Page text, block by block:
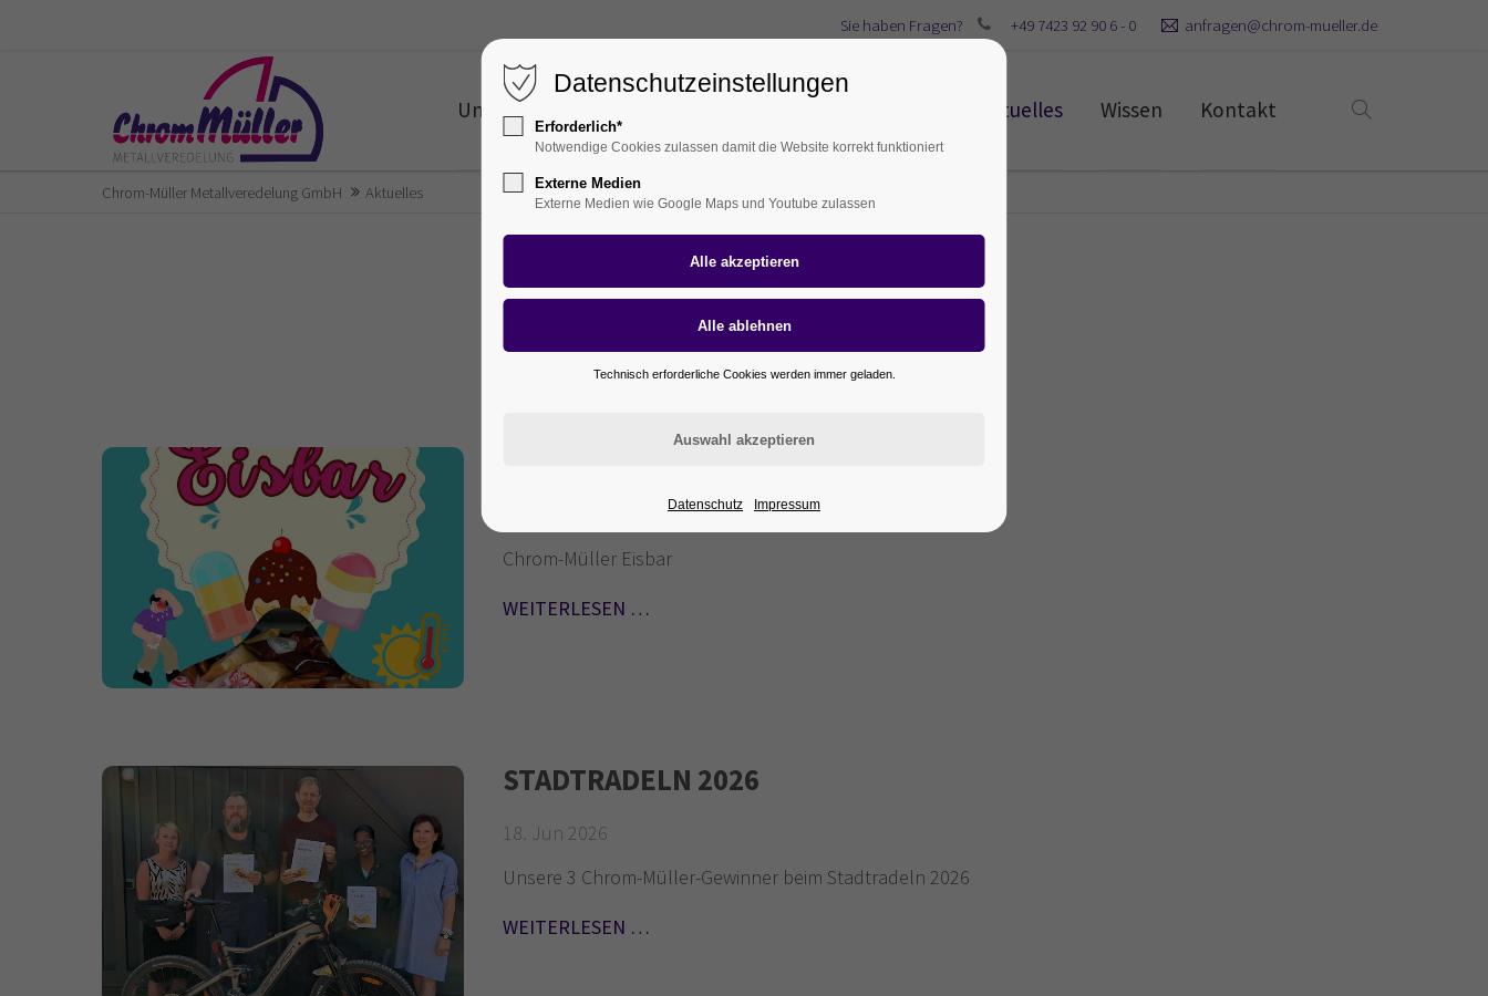
anfragen@chrom-mueller.de
Sie haben Fragen? +49 7423 92 90 6 - 0
Unternehmen Aktuelles Wissen Kontakt
Chrom-Müller Metallveredelung GmbH Aktuelles
Aktuelles
CHROM-MÜLLER EISBAR
Chrom-Müller Eisbar
WEITERLESEN …
STADTRADELN 2026
18. Jun 2026
Unsere 3 Chrom-Müller-Gewinner beim Stadtradeln 2026
WEITERLESEN …
Datenschutzeinstellungen
Erforderlich*
Notwendige Cookies zulassen damit die Website korrekt funktioniert
Externe Medien
Externe Medien wie Google Maps und Youtube zulassen
Technisch erforderliche Cookies werden immer geladen.
Datenschutz Impressum